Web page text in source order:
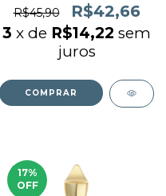
R$45,90 R$42,66
3 x de R$14,22 sem
juros
COMPRAR
17%
OFF